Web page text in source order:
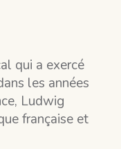
qui a exercé
les années
Ludwig
française et